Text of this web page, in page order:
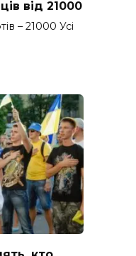
від 21000
– 21000 Усі